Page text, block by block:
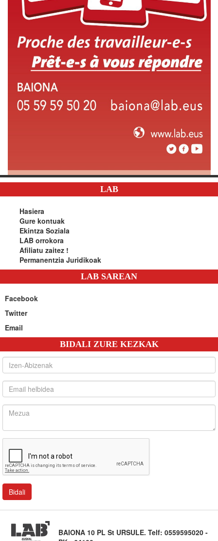
LAB
Hasiera
Gure kontuak
Ekintza Soziala
LAB orrokora
Afiliatu zaitez !
Permanentzia Juridikoak
LAB SAREAN
Facebook
Twitter
Email
BIDALI ZURE KEZKAK
BAIONA 10 PL St URSULE. Telf: 0559595020 -